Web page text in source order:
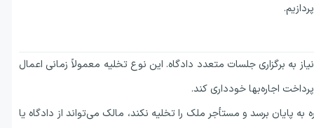
به برگزاری جلسات متعدد دادگاه. این نوع تخلیه معمولاً زمانی اعمال
اجاره‌بها خودداری کند.
سال ۱۳۷۶، در صورتی که مدت اجاره به پایان برسد و مستأجر ملک را تخلیه نکند، مالک می‌تواند از دادگاه یا